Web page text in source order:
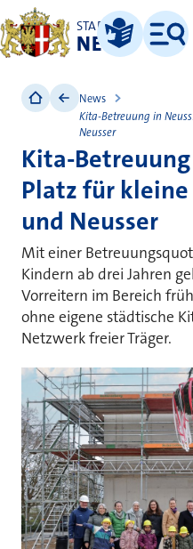
STADT
NEUSS
Leichte Sprache
Menü
News
Kita-Betreuung in
Neusser
Kita-
Platz für
und Neusser
Mit einer
Kindern ab drei Jahren
Vorreitern im Bereich
ohne eigene städtische
Netzwerk freier Träger.